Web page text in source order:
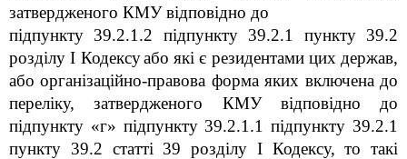
затвердженого КМУ відповідно до
підпункту 39.2.1.2 підпункту 39.2.1 пункту 39.2
розділу І Кодексуабо які є резидентами цих держав,
або організаційно-правова форма яких включена до
переліку, затвердженого КМУ відповідно до
підпункту «г» підпункту 39.2.1.1 підпункту 39.2.1
пункту 39.2 статті 39 розділу І Кодексу, то такі